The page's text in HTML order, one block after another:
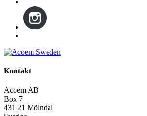
Kontakt
Acoem AB
Box 7
431 21 Mölndal